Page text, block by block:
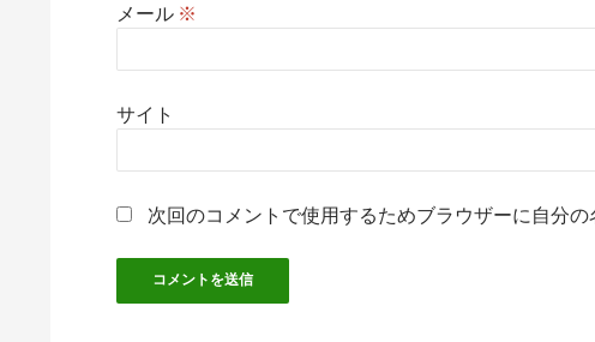
メール ※
サイト
次回のコメントで使用するためブラウザーに自分